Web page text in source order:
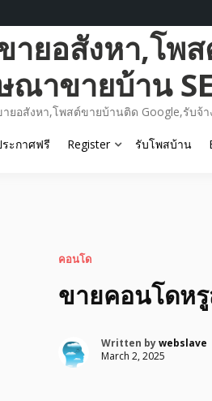
ายอสังหา,โพ
าขายบ้าน
ยอสังหา,โพสต์ขายบ้านติด Google,รับจ้
ะกาศฟรี Register รับโพสบ้าน
คอนโด
ขายคอนโดห
Written bywebslave
March 2, 2025